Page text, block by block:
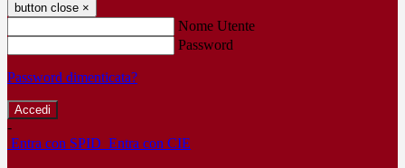
button close ×
Nome Utente
Password
Password dimenticata?
-
Entra con SPID Entra con CIE